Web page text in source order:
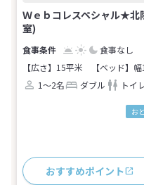
Ｗｅｂコレスペシャル★
室)
食事なし
【広さ】15平米
【ベッド】
1～2名
ダブル トイ
お
おすすめポイント